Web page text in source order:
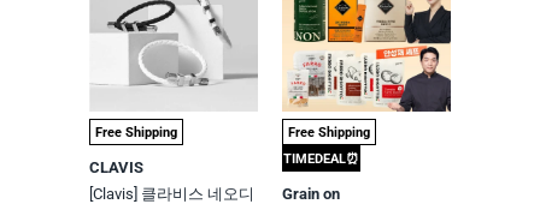
Free Shipping
CLAVIS
[Clavis] 클라비스 네오디
Free Shipping
TIMEDEAL⏰
Grain on